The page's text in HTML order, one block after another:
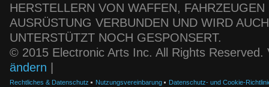
HERSTELLERN VON WAFFEN,
AUSRÜSTUNG VERBUNDEN UND WIRD
UNTERSTÜTZT NOCH GESPONSERT.
© 2015 Electronic Arts Inc. All Rights
ändern
Rechtliches & Datenschutz Nutzungsvereinbarung
Datenschutz- und Cookie-